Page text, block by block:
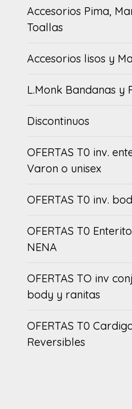
Accesorios Pima,
Toallas
Accesorios lisos y
L.Monk Bandanas y
Discontinuos
OFERTAS T0 inv.
Varon o unisex
OFERTAS T0 inv.
OFERTAS T0
NENA
OFERTAS TO inv
body y ranitas
OFERTAS T0
Reversibles